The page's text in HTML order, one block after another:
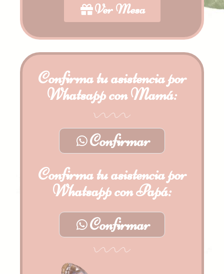
Ver Mesa
Confirma tu asistencia por
Whatsapp con Mamá:
Confirmar
Confirma tu asistencia por
Whatsapp con Papá:
Confirmar